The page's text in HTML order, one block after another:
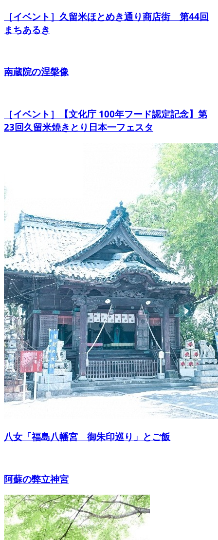
［イベント］久留米ほとめき通り商店街 第44回
まちあるき
南蔵院の涅槃像
［イベント］【文化庁 100年フード認定記念】第
23回久留米焼きとり日本一フェスタ
八女「福島八幡宮 御朱印巡り」とご飯
阿蘇の弊立神宮